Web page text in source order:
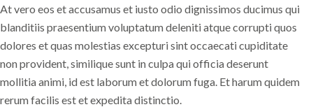
At vero eos et accusamus et iusto odio dignissimos ducimus qui
blanditiis praesentium voluptatum deleniti atque corrupti quos
dolores et quas molestias excepturi sint occaecati cupiditate
non provident, similique sunt in culpa qui officia deserunt
mollitia animi, id est laborum et dolorum fuga. Et harum quidem
rerum facilis est et expedita distinctio.